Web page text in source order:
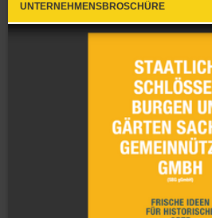
UNTERNEHMENSBROSCHÜRE